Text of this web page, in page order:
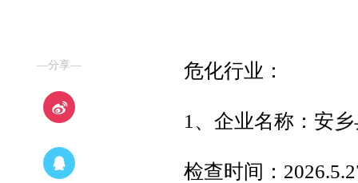
—分享— 危化行业：
1、企业名称：安
检查时间：